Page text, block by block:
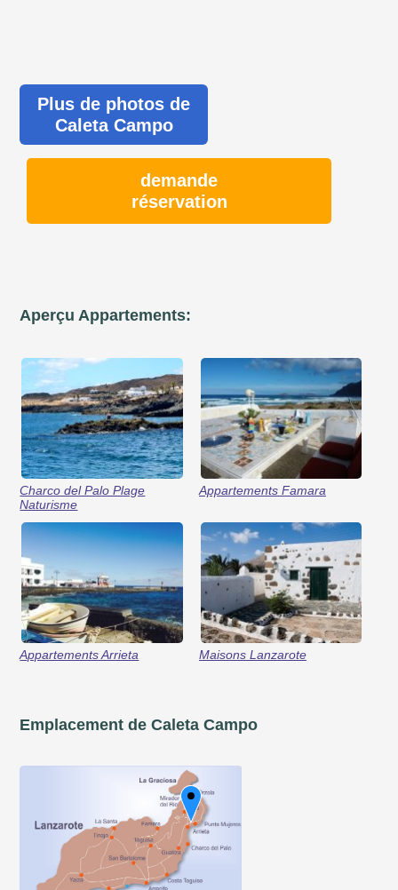
Plus de photos de
Caleta Campo
demande
réservation
Aperçu Appartements:
Charco del Palo Plage
Naturisme
Appartements Famara
Appartements Arrieta Maisons Lanzarote
Emplacement de Caleta Campo